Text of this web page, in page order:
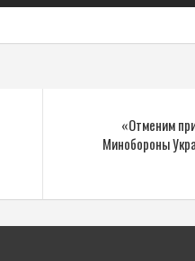
«Отменим
Минобороны